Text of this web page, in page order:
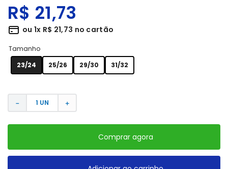
R$ 21,73
ou 1x R$ 21,73 no cartão
Tamanho
23/24
25/26 29/30 31/32
＋
－
Comprar agora